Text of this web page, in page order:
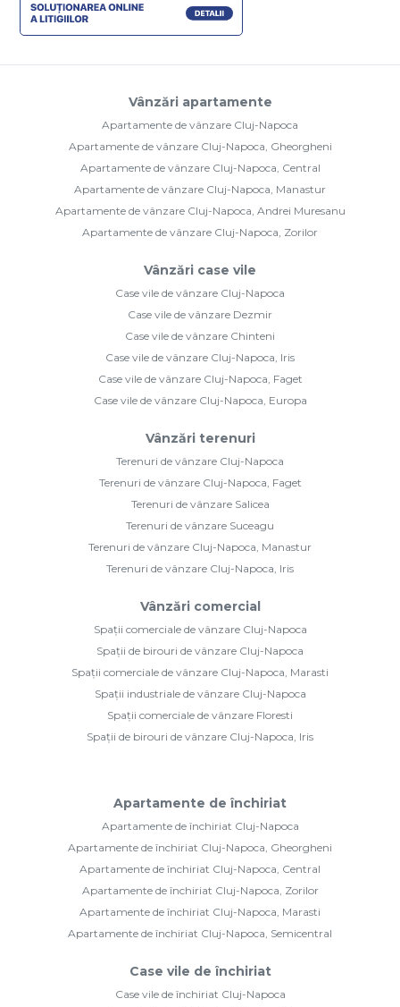
Vânzări apartamente
Apartamente de vânzare Cluj-Napoca
Apartamente de vânzare Cluj-Napoca, Gheorgheni
Apartamente de vânzare Cluj-Napoca, Central
Apartamente de vânzare Cluj-Napoca, Manastur
Apartamente de vânzare Cluj-Napoca, Andrei Muresanu
Apartamente de vânzare Cluj-Napoca, Zorilor
Vânzări case vile
Case vile de vânzare Cluj-Napoca
Case vile de vânzare Dezmir
Case vile de vânzare Chinteni
Case vile de vânzare Cluj-Napoca, Iris
Case vile de vânzare Cluj-Napoca, Faget
Case vile de vânzare Cluj-Napoca, Europa
Vânzări terenuri
Terenuri de vânzare Cluj-Napoca
Terenuri de vânzare Cluj-Napoca, Faget
Terenuri de vânzare Salicea
Terenuri de vânzare Suceagu
Terenuri de vânzare Cluj-Napoca, Manastur
Terenuri de vânzare Cluj-Napoca, Iris
Vânzări comercial
Spații comerciale de vânzare Cluj-Napoca
Spații de birouri de vânzare Cluj-Napoca
Spații comerciale de vânzare Cluj-Napoca, Marasti
Spații industriale de vânzare Cluj-Napoca
Spații comerciale de vânzare Floresti
Spații de birouri de vânzare Cluj-Napoca, Iris
Apartamente de închiriat
Apartamente de închiriat Cluj-Napoca
Apartamente de închiriat Cluj-Napoca, Gheorgheni
Apartamente de închiriat Cluj-Napoca, Central
Apartamente de închiriat Cluj-Napoca, Zorilor
Apartamente de închiriat Cluj-Napoca, Marasti
Apartamente de închiriat Cluj-Napoca, Semicentral
Case vile de închiriat
Case vile de închiriat Cluj-Napoca